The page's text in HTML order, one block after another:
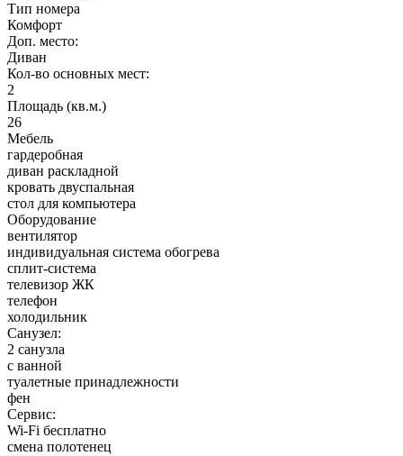
Тип номера
Комфорт
Доп. место:
Диван
Кол-во основных мест:
2
Площадь (кв.м.)
26
Мебель
гардеробная
диван раскладной
кровать двуспальная
стол для компьютера
Оборудование
вентилятор
индивидуальная система обогрева
сплит-система
телевизор ЖК
телефон
холодильник
Санузел:
2 санузла
с ванной
туалетные принадлежности
фен
Сервис:
Wi-Fi бесплатно
смена полотенец